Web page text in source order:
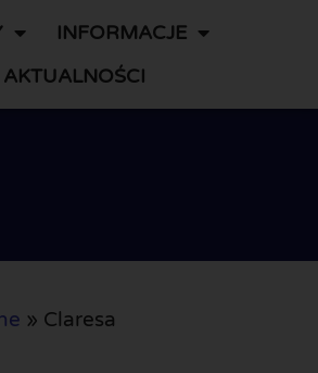
INFORMACJE
AKTUALNOŚCI
» Claresa